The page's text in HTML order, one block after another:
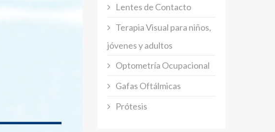
Lentes de Contacto
Terapia Visual para niños,
jóvenes y adultos
Optometría Ocupacional
Gafas Oftálmicas
Prótesis